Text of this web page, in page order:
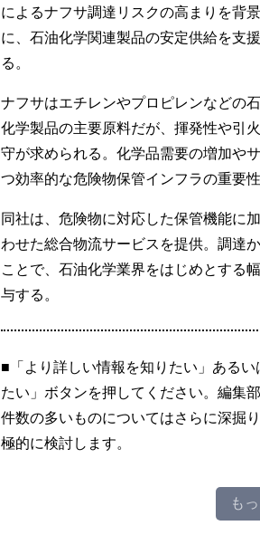
によるナフサ調達リスクの高まりを背景
に、石油化学関連製品の安定供給を支
る。
ナフサはエチレンやプロピレンなどの
化学製品の主要原料だが、揮発性や引
守が求められる。化学品需要の増加や
つ効率的な危険物保管インフラの重要
同社は、危険物に対応した保管機能に
わせた総合物流サービスを提供。調達
ことで、石油化学業界をはじめとする
与する。
■「より詳しい情報を知りたい」ある
たい」ボタンを押してください。編集
件数の多いものについてはさらに深掘
極的に検討します。
も